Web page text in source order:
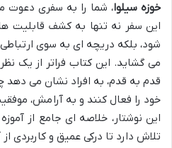
خوزه سیلوا، شما را به سفری دعوت
این سفر نه تنها به کشف قابلیت
شود، بلکه دریچه ای به سوی
می گشاید. این کتاب فراتر از یک
قدم به قدم، به افراد نشان می
خود را فعال کنند و به آرامش،
این نوشتار، خلاصه ای جامع از
تلاش دارد تا درکی عمیق و کاربردی